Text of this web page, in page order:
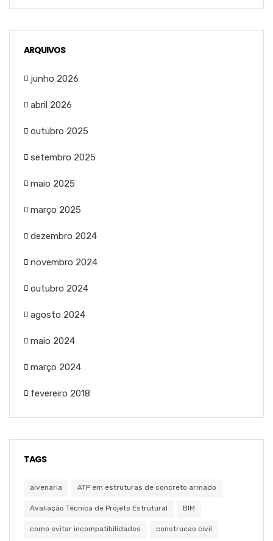
ARQUIVOS
junho 2026
abril 2026
outubro 2025
setembro 2025
maio 2025
março 2025
dezembro 2024
novembro 2024
outubro 2024
agosto 2024
maio 2024
março 2024
fevereiro 2018
TAGS
alvenaria ATP em estruturas de concreto armado
Avaliação Técnica de Projeto Estrutural BIM
como evitar incompatibilidades construcao civil